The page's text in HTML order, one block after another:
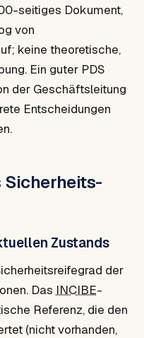
seitiges Dokument,
von
keine theoretische,
Ein guter PDS
der Geschäftsleitung
Entscheidungen
Sicherheits-
Zustands
der
Das INCIBE-
Referenz, die den
(nicht vorhanden,